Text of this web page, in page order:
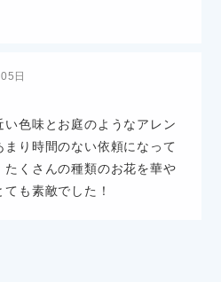
日
色味とお庭のようなアレン
り時間のない依頼になって
たくさんの種類のお花を華や
も素敵でした！